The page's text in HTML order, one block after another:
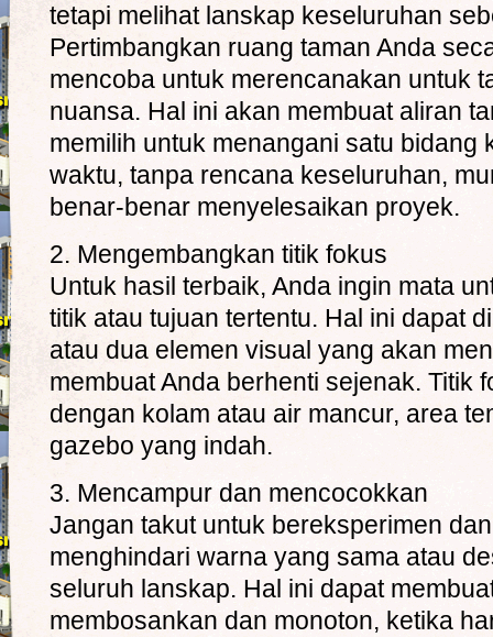
tetapi melihat lanskap keseluruhan
Pertimbangkan ruang taman Anda
mencoba untuk merencanakan untuk
nuansa. Hal ini akan membuat aliran
memilih untuk menangani satu bidang
waktu, tanpa rencana keseluruhan,
benar-benar menyelesaikan proyek.
2. Mengembangkan titik fokus
Untuk hasil terbaik, Anda ingin mata
titik atau tujuan tertentu. Hal ini dapat
atau dua elemen visual yang akan
membuat Anda berhenti sejenak. Titik
dengan kolam atau air mancur, area
gazebo yang indah.
3. Mencampur dan mencocokkan
Jangan takut untuk bereksperimen
menghindari warna yang sama atau
seluruh lanskap. Hal ini dapat
membosankan dan monoton, ketika